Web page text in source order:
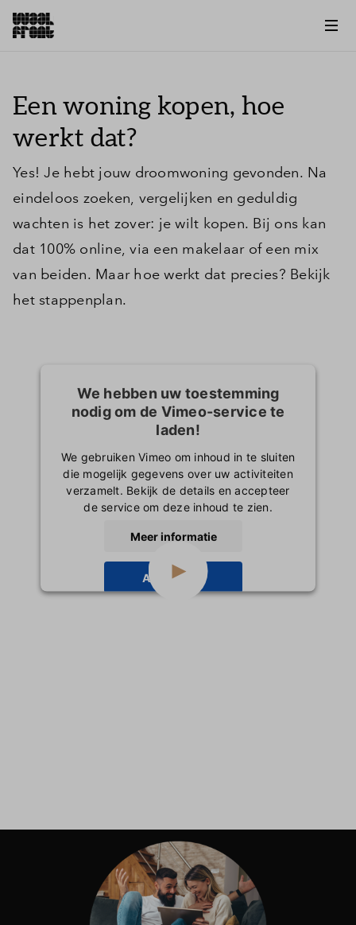
Een woning kopen, hoe
werkt dat?
Yes! Je hebt jouw droomwoning gevonden. Na
eindeloos zoeken, vergelijken en geduldig
wachten is het zover: je wilt kopen. Bij ons kan
dat 100% online, via een makelaar of een mix
van beiden. Maar hoe werkt dat precies? Bekijk
het stappenplan.
We hebben uw toestemming
nodig om de Vimeo-service te
laden!
We gebruiken Vimeo om inhoud in te sluiten
die mogelijk gegevens over uw activiteiten
verzamelt. Bekijk de details en accepteer
de service om deze inhoud te zien.
Meer informatie
Accepteren